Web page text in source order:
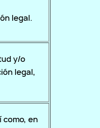
legal.
y/o
legal,
en